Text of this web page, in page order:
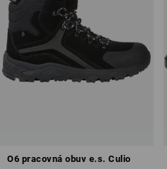
O6 pracovná obuv e.s. Culio